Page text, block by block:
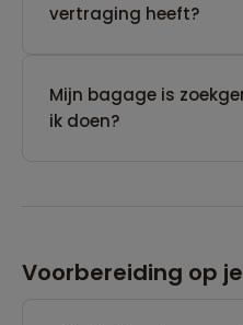
vertraging heeft?
Mijn bagage is
ik doen?
Voorbereiding op